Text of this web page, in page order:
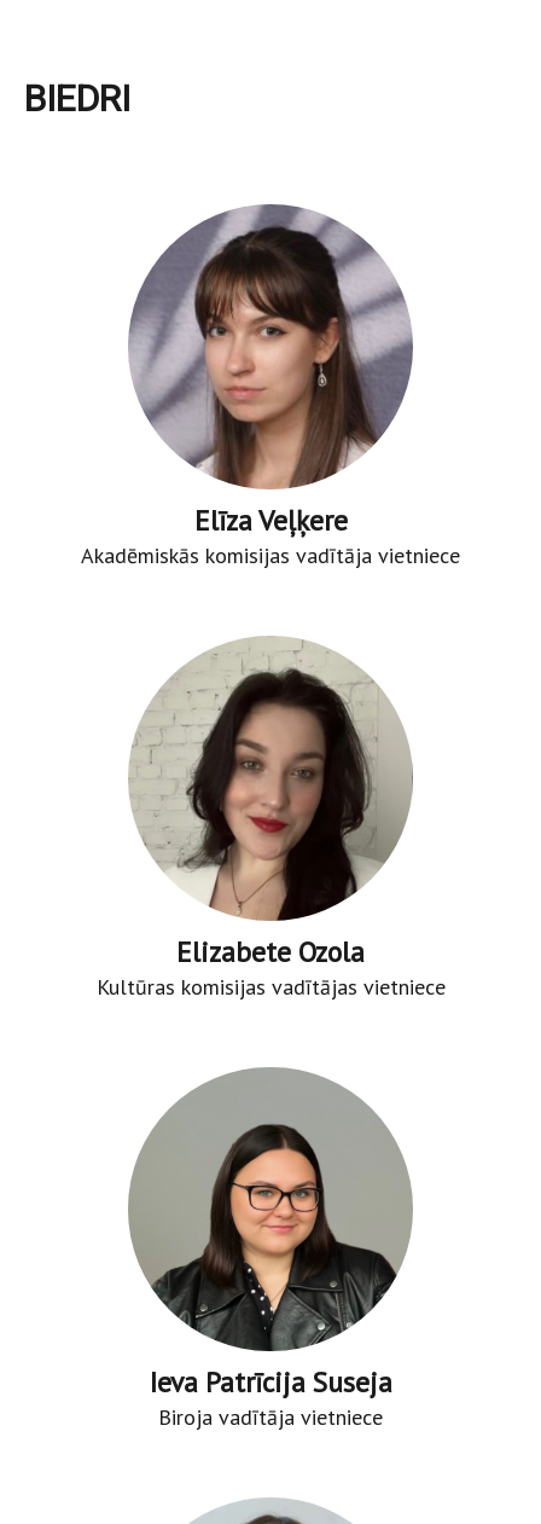
BIEDRI
Elīza Veļķere
Akadēmiskās komisijas vadītāja vietniece
Elizabete Ozola
Kultūras komisijas vadītājas vietniece
Ieva Patrīcija Suseja
Biroja vadītāja vietniece